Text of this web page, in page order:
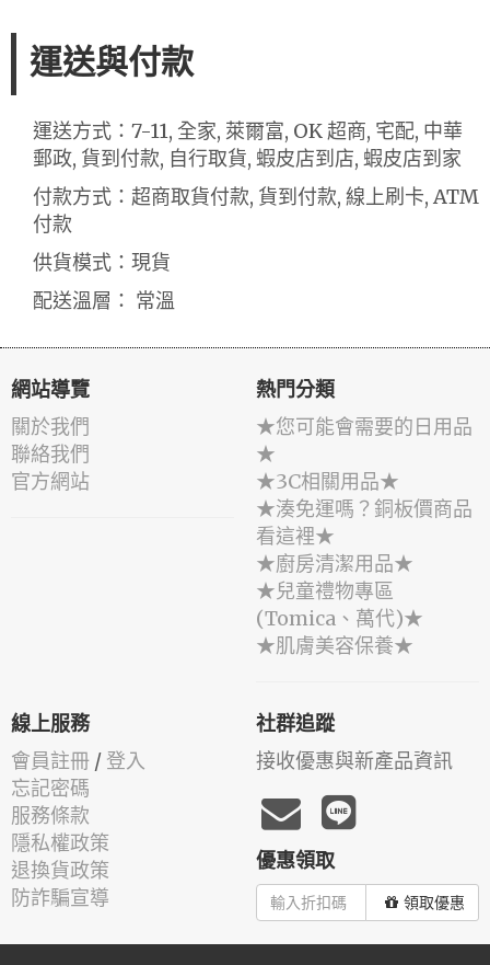
運送與付款
運送方式：7-11, 全家, 萊爾富, OK 超商, 宅配, 中華
郵政, 貨到付款, 自行取貨, 蝦皮店到店, 蝦皮店到家
付款方式：超商取貨付款, 貨到付款, 線上刷卡, ATM
付款
供貨模式：現貨
配送溫層： 常溫
網站導覽
關於我們
聯絡我們
官方網站
熱門分類
★您可能會需要的日用品
★
★3C相關用品★
★湊免運嗎？銅板價商品
看這裡★
★廚房清潔用品★
★兒童禮物專區
(Tomica、萬代)★
★肌膚美容保養★
線上服務
會員註冊 / 登入
忘記密碼
服務條款
隱私權政策
退換貨政策
防詐騙宣導
社群追蹤
接收優惠與新產品資訊
優惠領取
領取優惠